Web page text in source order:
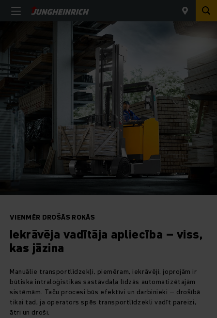
VIENMĒR DROŠĀS ROKĀS
Iekrāvēja vadītāja apliecība – viss,
kas jāzina
Manuālie transportlīdzekļi, piemēram, iekrāvēji, joprojām ir
būtiska intraloģistikas sastāvdaļa līdzās automatizētajām
sistēmām. Taču procesi būs efektīvi un darbinieki – drošībā
tikai tad, ja operators spēs transportlīdzekli vadīt pareizi,
ātri un droši.